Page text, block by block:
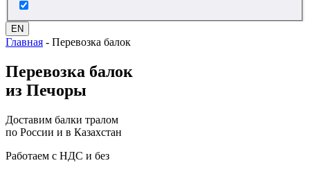
EN
Главная - Перевозка балок
Перевозка балок
из Печоры
Доставим балки тралом
по России и в Казахстан
Работаем с НДС и без